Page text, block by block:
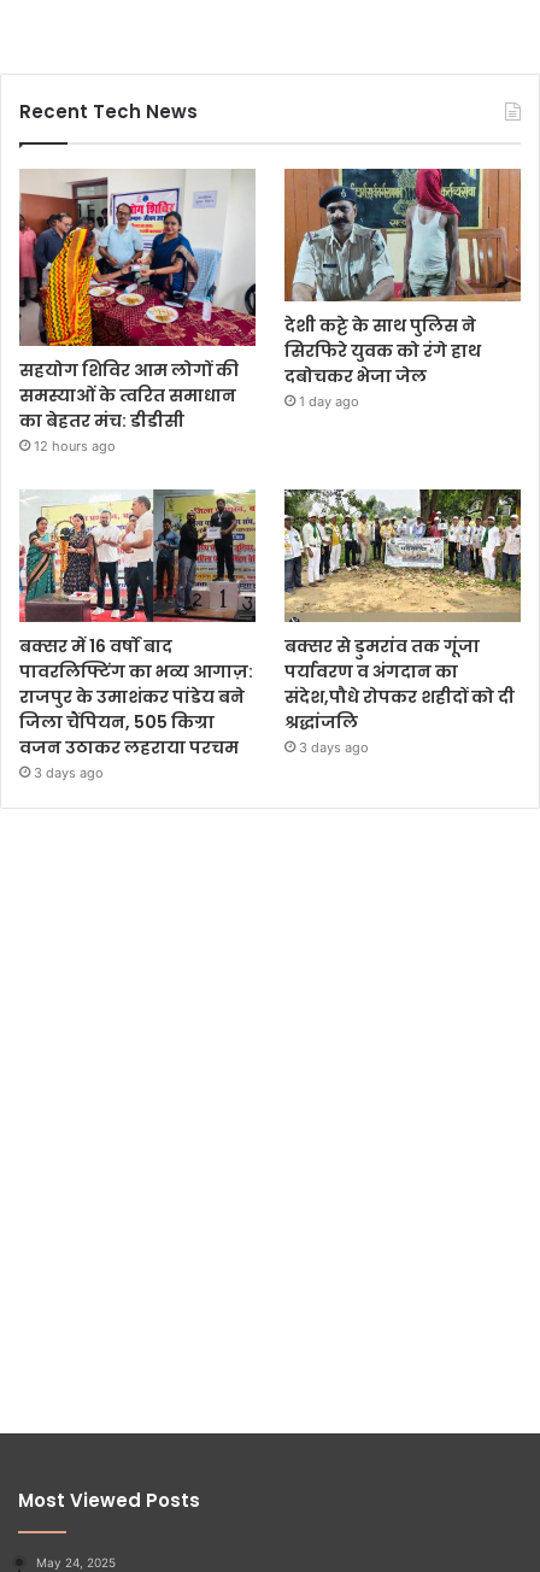
Recent Tech News
सहयोग शिविर आम लोगों की
समस्याओं के त्वरित समाधान
का बेहतर मंच: डीडीसी
12 hours ago
देशी कट्टे के साथ पुलिस ने
सिरफिरे युवक को रंगे हाथ
दबोचकर भेजा जेल
1 day ago
बक्सर में 16 वर्षों बाद
पावरलिफ्टिंग का भव्य आगाज़:
राजपुर के उमाशंकर पांडेय बने
जिला चैंपियन, 505 किग्रा
वजन उठाकर लहराया परचम
3 days ago
बक्सर से डुमरांव तक गूंजा
पर्यावरण व अंगदान का
संदेश,पौधे रोपकर शहीदों को दी
श्रद्धांजलि
3 days ago
Most Viewed Posts
May 24, 2025